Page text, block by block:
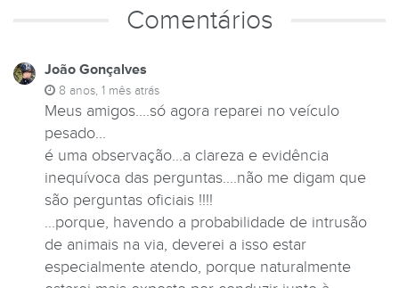
Comentários
João Gonçalves
8 anos, 1 mês atrás
Meus amigos....só agora reparei no veículo
pesado...
é uma observação...a clareza e evidência
inequívoca das perguntas....não me digam que
são perguntas oficiais !!!!
...porque, havendo a probabilidade de intrusão
de animais na via, deverei a isso estar
especialmente atendo, porque naturalmente